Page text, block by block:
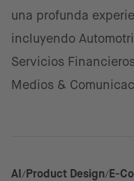
una profunda
incluyendo
Servicios
Medios &
AI Product Design E-